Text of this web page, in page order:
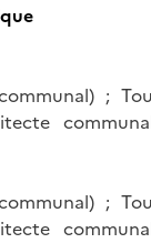
;
;